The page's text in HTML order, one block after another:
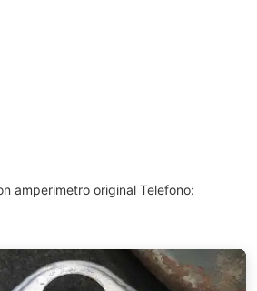
amperimetro original Telefono: